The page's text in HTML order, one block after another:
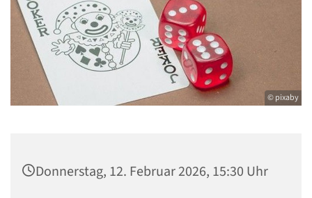
© pixaby
Donnerstag, 12. Februar 2026, 15:30 Uhr